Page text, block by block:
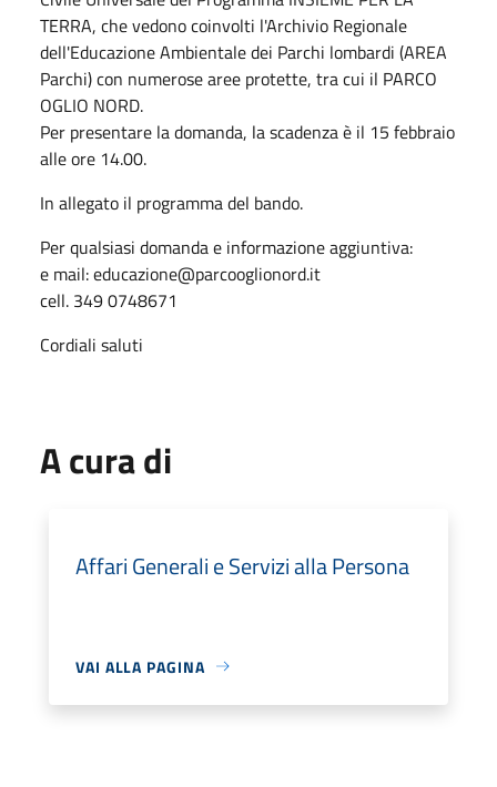
TERRA, che vedono coinvolti l'Archivio Regionale
dell'Educazione Ambientale dei Parchi lombardi (AREA
Parchi) con numerose aree protette, tra cui il PARCO
OGLIO NORD.
Per presentare la domanda, la scadenza è il 15 febbraio
alle ore 14.00.
In allegato il programma del bando.
Per qualsiasi domanda e informazione aggiuntiva:
e mail: educazione@parcooglionord.it
cell. 349 0748671
Cordiali saluti
A cura di
Affari Generali e Servizi alla Persona
VAI ALLA PAGINA